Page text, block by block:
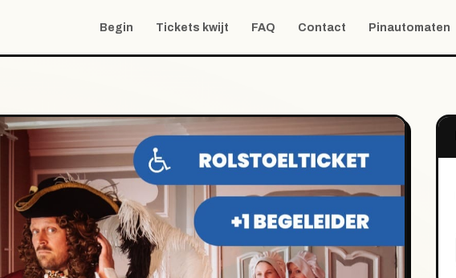
Begin Tickets kwijt FAQ Contact Pinautomaten